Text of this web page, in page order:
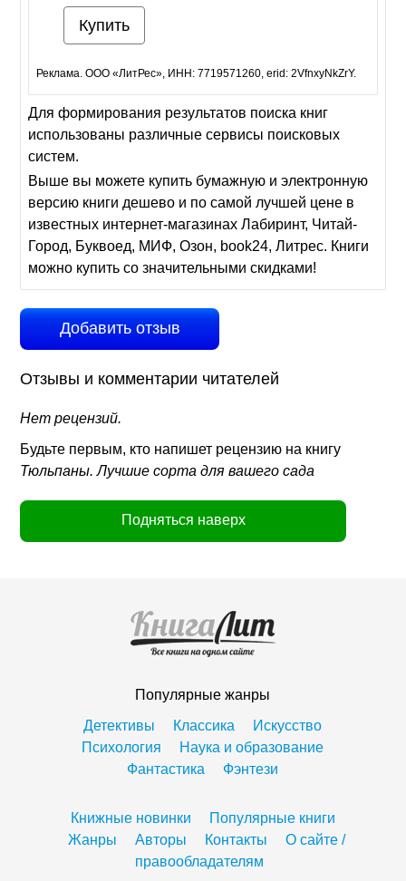
Купить
Реклама. ООО «ЛитРес», ИНН: 7719571260, erid: 2VfnxyNkZrY.
Для формирования результатов поиска книг
использованы различные сервисы поисковых
систем.
Выше вы можете купить бумажную и электронную
версию книги дешево и по самой лучшей цене в
известных интернет-магазинах Лабиринт, Читай-
Город, Буквоед, МИФ, Озон, book24, Литрес. Книги
можно купить со значительными скидками!
Добавить отзыв
Отзывы и комментарии читателей
Нет рецензий.
Будьте первым, кто напишет рецензию на книгу
Тюльпаны. Лучшие сорта для вашего сада
Подняться наверх
Популярные жанры
Детективы
Классика
Искусство
Психология
Наука и образование
Фантастика
Фэнтези
Книжные новинки
Популярные книги
Жанры
Авторы Контакты
О сайте /
правообладателям